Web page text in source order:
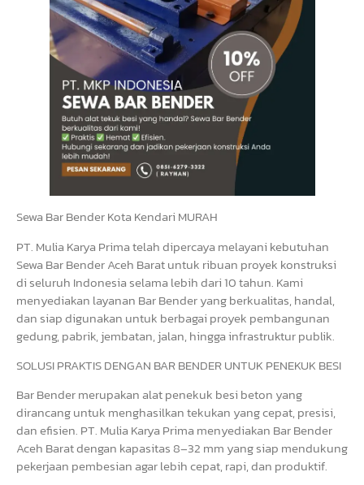
Sewa Bar Bender Kota Kendari MURAH
PT. Mulia Karya Prima telah dipercaya melayani kebutuhan
Sewa Bar Bender Aceh Barat untuk ribuan proyek konstruksi
di seluruh Indonesia selama lebih dari 10 tahun. Kami
menyediakan layanan Bar Bender yang berkualitas, handal,
dan siap digunakan untuk berbagai proyek pembangunan
gedung, pabrik, jembatan, jalan, hingga infrastruktur publik.
SOLUSI PRAKTIS DENGAN BAR BENDER UNTUK PENEKUK BESI
Bar Bender merupakan alat penekuk besi beton yang
dirancang untuk menghasilkan tekukan yang cepat, presisi,
dan efisien. PT. Mulia Karya Prima menyediakan Bar Bender
Aceh Barat dengan kapasitas 8–32 mm yang siap mendukung
pekerjaan pembesian agar lebih cepat, rapi, dan produktif.